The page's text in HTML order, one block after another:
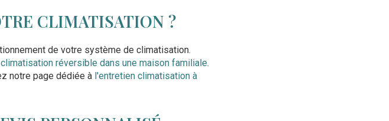
CLIMATISATION ?
de votre système de climatisation.
réversible dans une maison familiale.
notre page dédiée à l'entretien climatisation à